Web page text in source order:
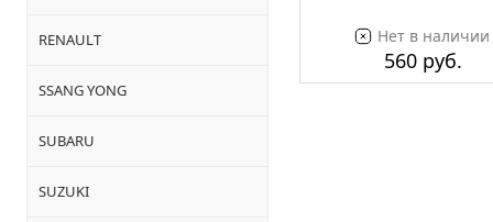
RENAULT
SSANG YONG
SUBARU
SUZUKI
Нет в наличии
560 руб.